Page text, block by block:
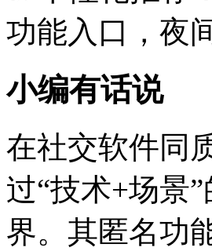
功能入口，夜
小编有话说
在社交软件同
过“技术+场景
界。其匿名功